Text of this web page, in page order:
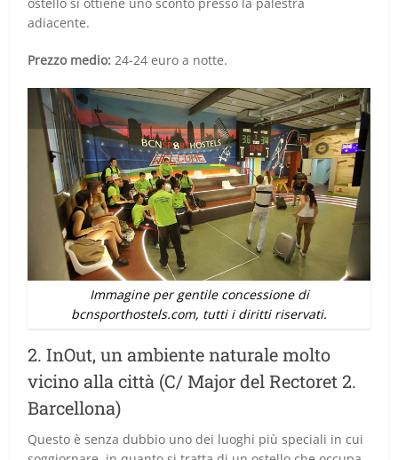
adiacente.
Prezzo medio: 24-24 euro a notte.
Immagine per gentile concessione di
bcnsporthostels.com, tutti i diritti riservati.
2. InOut, un ambiente naturale molto
vicino alla città (C/ Major del Rectoret 2.
Barcellona)
Questo è senza dubbio uno dei luoghi più speciali in cui